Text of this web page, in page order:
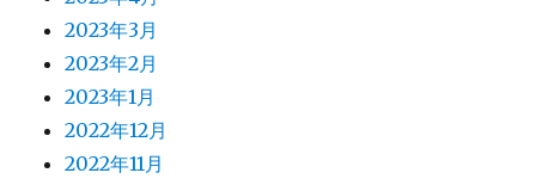
2023年3月
2023年2月
2023年1月
2022年12月
2022年11月